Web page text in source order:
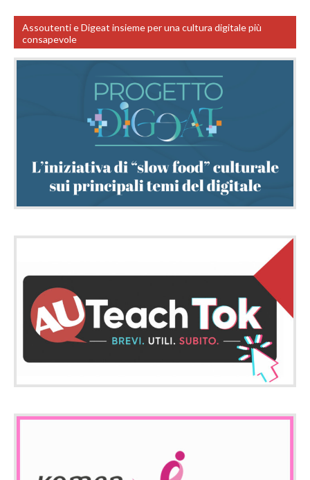
Assoutenti e Digeat insieme per una cultura digitale più
consapevole